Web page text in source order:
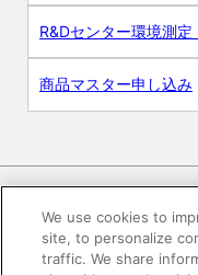
R&Dセンター環境測定
商品マスター申し込み
電子公告
We use cookies to
site, to personalize
traffic. We share